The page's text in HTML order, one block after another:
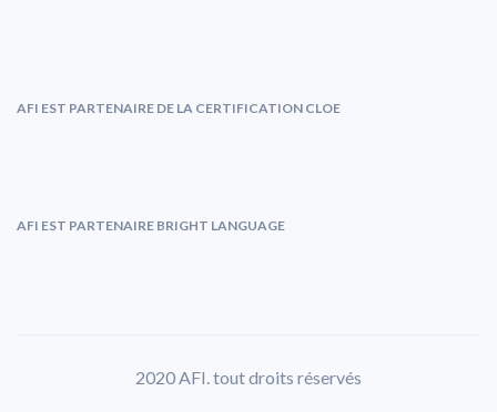
AFI EST PARTENAIRE DE LA CERTIFICATION CLOE
AFI EST PARTENAIRE BRIGHT LANGUAGE
2020 AFI. tout droits réservés